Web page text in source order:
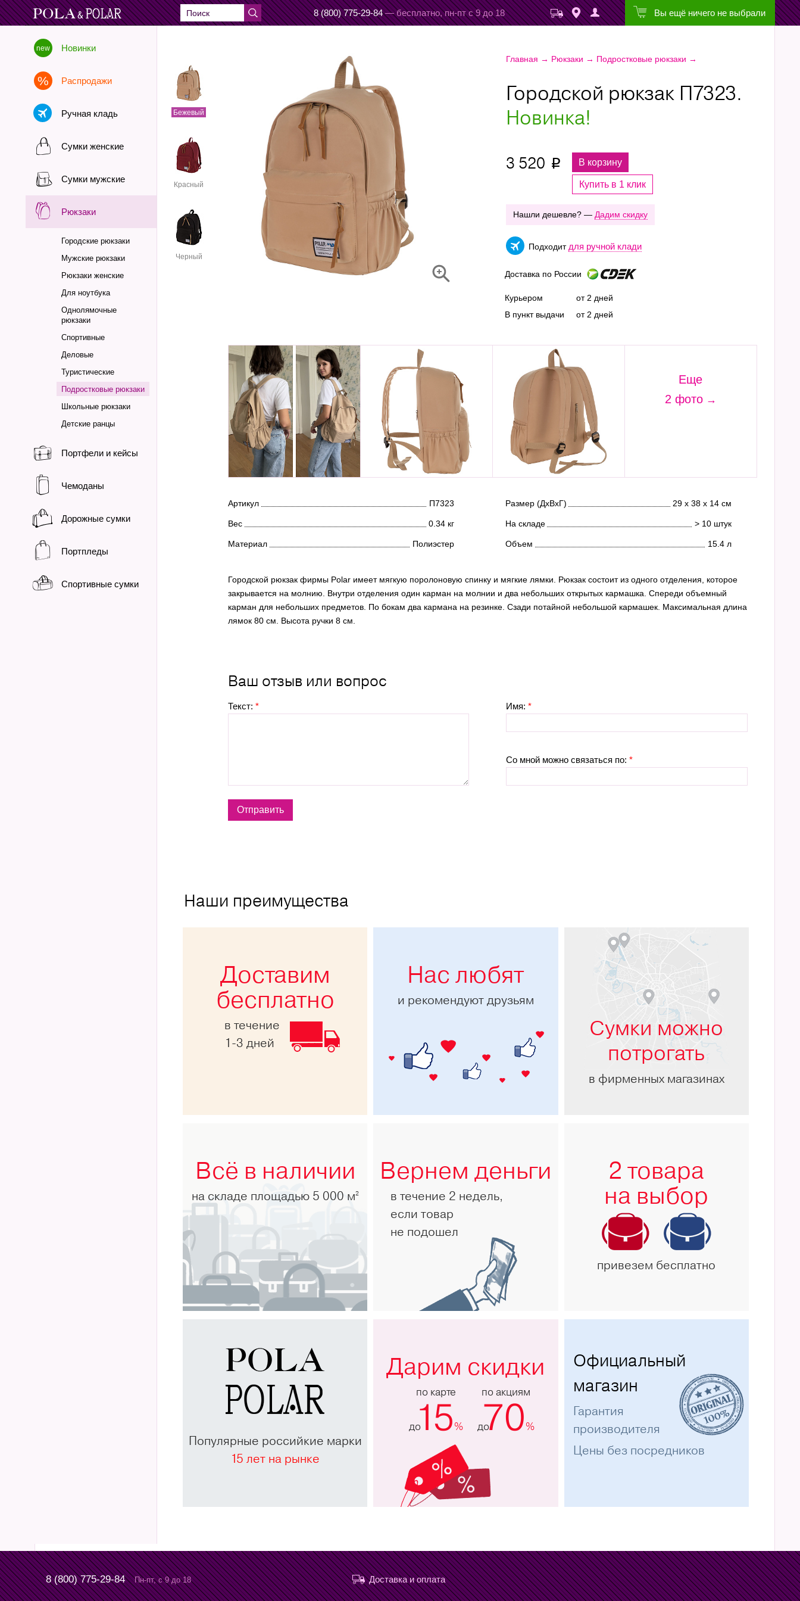
8 (800) 775-29-84 — бесплатно, пн-пт с 9 до 18 Вы ещё ничего не выбрали
Новинки
Распродажи
Ручная кладь
Сумки женские
Сумки мужские
Рюкзаки
Городские рюкзаки
Мужские рюкзаки
Рюкзаки женские
Для ноутбука
Однолямочные
рюкзаки
Спортивные
Деловые
Туристические
Подростковые рюкзаки
Школьные рюкзаки
Детские ранцы
Портфели и кейсы
Чемоданы
Дорожные сумки
Портпледы
Спортивные сумки
Главная → Рюкзаки → Подростковые рюкзаки →
Бежевый
Красный
Черный
Городской рюкзак П7323.
Новинка!
3 520 p В корзину
Купить в 1 клик
Нашли дешевле? — Дадим скидку
Подходит для ручной клади
Доставка по России
Курьером
В пункт выдачи
от 2 дней
от 2 дней
Еще
2 фото
Артикул П7323 Размер (ДхВхГ) 29 х 38 х 14 см
Вес 0.34 кг На складе > 10 штук
Материал Полиэстер Объем 15.4 л
Городской рюкзак фирмы Polar имеет мягкую поролоновую спинку и мягкие лямки. Рюкзак состоит из одного отделения, которое
закрывается на молнию. Внутри отделения один карман на молнии и два небольших открытых кармашка. Спереди объемный
карман для небольших предметов. По бокам два кармана на резинке. Сзади потайной небольшой кармашек. Максимальная длина
лямок 80 см. Высота ручки 8 см.
Ваш отзыв или вопрос
Текст: * Имя:*
Со мной можно связаться по:*
Наши преимущества
Доставим
бесплатно
в течение
1-3 дней
Нас любят
и рекомендуют друзьям
Сумки можно
потрогать
в фирменных магазинах
Всё в наличии
на складе площадью 5 000 м2
Вернем деньги
в течение 2 недель,
если товар
не подошел
2 товара
на выбор
привезем бесплатно
Популярные российкие марки
15 лет на рынке
Дарим скидки
по карте
до15%
по акциям
до
70%
Официальный
магазин
Гарантия
производителя
Цены без посредников
8 (800) 775-29-84 Пн-пт, с 9 до 18 Доставка и оплата